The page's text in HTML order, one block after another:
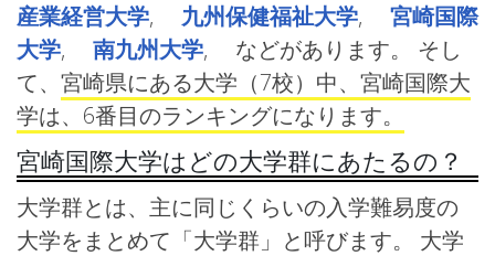
産業経営大学, 九州保健福祉大学, 宮崎国際
大学, 南九州大学, などがあります。 そし
て、 宮崎県にある大学（7校）中、宮崎国際大
学は、6番目のランキングになります。
宮崎国際大学はどの大学群にあたるの？
大学群とは、主に同じくらいの入学難易度の
大学をまとめて「大学群」と呼びます。 大学